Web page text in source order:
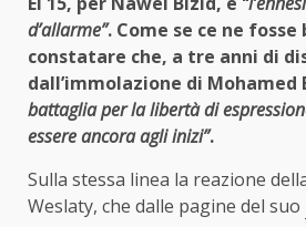
d’allarme”. Come se ce ne
constatare che, a tre anni di
dall’immolazione di Mohamed
battaglia per la libertà di
essere ancora agli inizi”.
Sulla stessa linea la reazione
Weslaty, che dalle pagine del suo